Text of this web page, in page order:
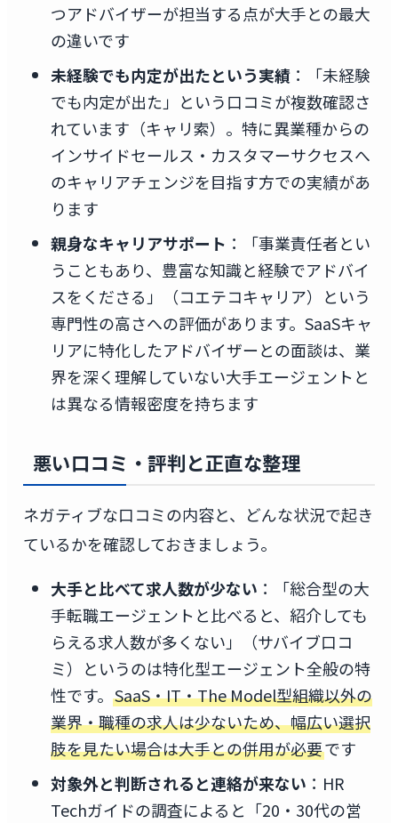
つアドバイザーが担当する点が大手との最大
の違いです
未経験でも内定が出たという実績 ：「未経験
でも内定が出た」という口コミが複数確認さ
れています（キャリ索）。特に異業種からの
インサイドセールス・カスタマーサクセスへ
のキャリアチェンジを目指す方での実績があ
ります
親身なキャリアサポート ：「事業責任者とい
うこともあり、豊富な知識と経験でアドバイ
スをくださる」（コエテコキャリア）という
専門性の高さへの評価があります。SaaSキャ
リアに特化したアドバイザーとの面談は、業
界を深く理解していない大手エージェントと
は異なる情報密度を持ちます
悪い口コミ・評判と正直な整理
ネガティブな口コミの内容と、どんな状況で起き
ているかを確認しておきましょう。
大手と比べて求人数が少ない ：「総合型の大
手転職エージェントと比べると、紹介しても
らえる求人数が多くない」（サバイブ口コ
ミ）というのは特化型エージェント全般の特
性です。SaaS・IT・The Model型組織以外の
業界・職種の求人は少ないため、幅広い選択
肢を見たい場合は大手との併用が必要です
対象外と判断されると連絡が来ない ：HR
Techガイドの調査によると「20・30代の営